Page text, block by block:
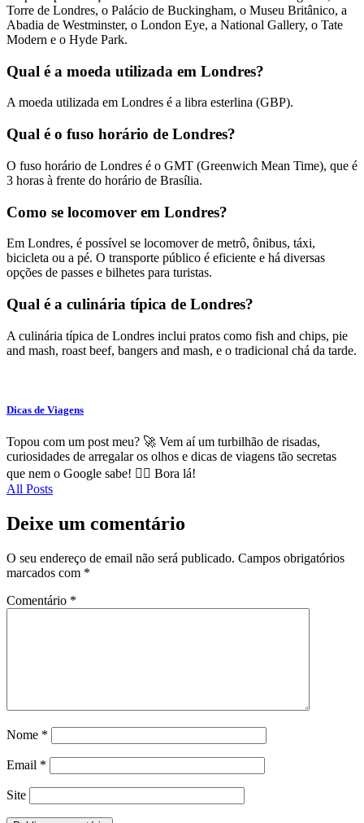
Torre de Londres, o Palácio de Buckingham, o Museu Britânico, a
Abadia de Westminster, o London Eye, a National Gallery, o Tate
Modern e o Hyde Park.
Qual é a moeda utilizada em Londres?
A moeda utilizada em Londres é a libra esterlina (GBP).
Qual é o fuso horário de Londres?
O fuso horário de Londres é o GMT (Greenwich Mean Time), que é
3 horas à frente do horário de Brasília.
Como se locomover em Londres?
Em Londres, é possível se locomover de metrô, ônibus, táxi,
bicicleta ou a pé. O transporte público é eficiente e há diversas
opções de passes e bilhetes para turistas.
Qual é a culinária típica de Londres?
A culinária típica de Londres inclui pratos como fish and chips, pie
and mash, roast beef, bangers and mash, e o tradicional chá da tarde.
Dicas de Viagens
Topou com um post meu? 🚀 Vem aí um turbilhão de risadas,
curiosidades de arregalar os olhos e dicas de viagens tão secretas
que nem o Google sabe! 🕵️‍♂️ Bora lá!
All Posts
Deixe um comentário
O seu endereço de email não será publicado. Campos obrigatórios
marcados com *
Comentário *
Nome *
Email *
Site